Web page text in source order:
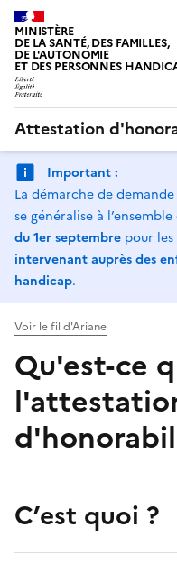
MINISTÈRE
DE LA SANTÉ, DES FAMILLES,
DE L'AUTONOMIE
ET DES PERSONNES
Attestation
Important :
La démarche de
se généralise à
du 1er septembre pour les
intervenant auprès des
handicap.
Voir le fil d'Ariane
Qu'est-ce
C’est quoi ?
Panneau de gestion